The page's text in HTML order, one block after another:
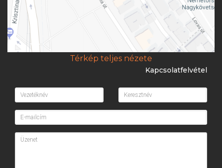
Térkép teljes nézete
Kapcsolatfelvétel